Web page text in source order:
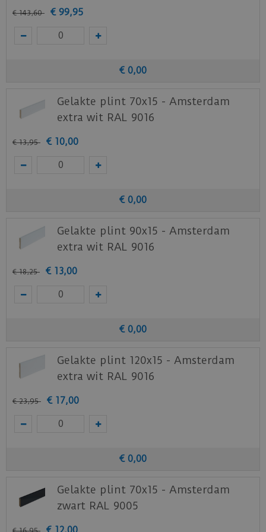
nuhiereen staal op van deze vloer bij vtwonen
(by Ambiant).
€ 143,60 € 99,95
€ 0,00
Gelakte plint 70x15 - Amsterdam
extra wit RAL 9016
€ 13,95 € 10,00
€ 0,00
Gelakte plint 90x15 - Amsterdam
extra wit RAL 9016
€ 18,25 € 13,00
€ 0,00
Gelakte plint 120x15 - Amsterdam
extra wit RAL 9016
€ 23,95 € 17,00
€ 0,00
Gelakte plint 70x15 - Amsterdam
zwart RAL 9005
€ 16,95 € 12,00